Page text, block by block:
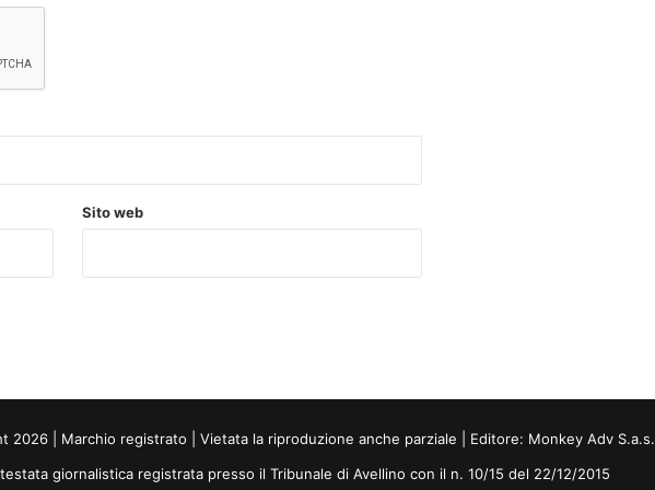
Sito web
2026 | Marchio registrato | Vietata la riproduzione anche parziale | Editore: Monkey Adv S.a.s.
giornalistica registrata presso il Tribunale di Avellino con il n. 10/15 del 22/12/2015